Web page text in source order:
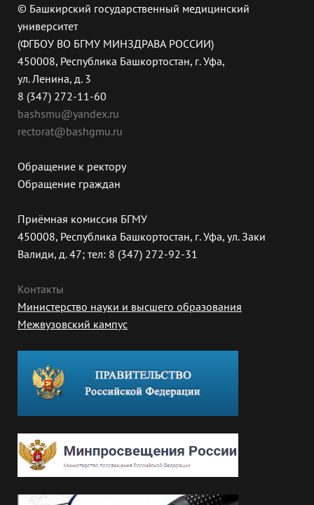
© Башкирский государственный медицинский
университет
(ФГБОУ ВО БГМУ МИНЗДРАВА РОССИИ)
450008, Республика Башкортостан, г. Уфа,
ул. Ленина, д. 3
8 (347) 272-11-60
bashsmu@yandex.ru
rectorat@bashgmu.ru
Обращение к ректору
Обращение граждан
Приёмная комиссия БГМУ
450008, Республика Башкортостан, г. Уфа, ул. Заки
Валиди, д. 47; тел: 8 (347) 272-92-31
Контакты
Министерство науки и высшего образования
Межвузовский кампус